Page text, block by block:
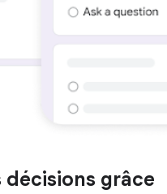
décisions grâce